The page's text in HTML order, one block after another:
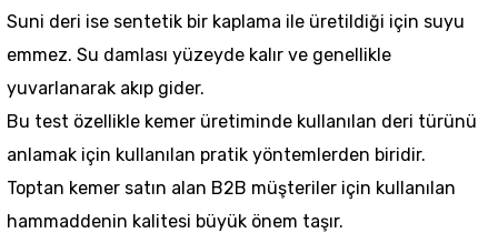
Suni deri ise sentetik bir kaplama ile üretildiği için suyu
emmez. Su damlası yüzeyde kalır ve genellikle
yuvarlanarak akıp gider.
Bu test özellikle kemer üretiminde kullanılan deri türünü
anlamak için kullanılan pratik yöntemlerden biridir.
Toptan kemer satın alan B2B müşteriler için kullanılan
hammaddenin kalitesi büyük önem taşır.